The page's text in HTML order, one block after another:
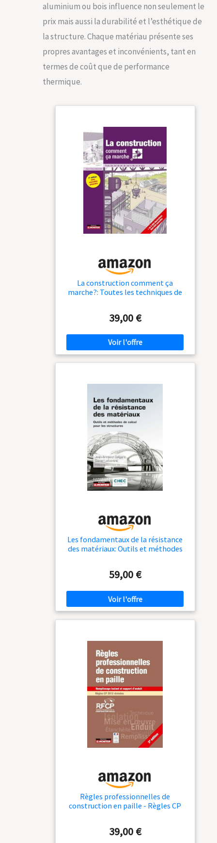
aluminium ou bois influence non seulement le
prix mais aussi la durabilité et l’esthétique de
la structure. Chaque matériau présente ses
propres avantages et inconvénients, tant en
termes de coût que de performance
thermique.
La construction comment ça
marche?: Toutes les techniques de
39,00 €
Les fondamentaux de la résistance
des matériaux: Outils et méthodes
59,00 €
Règles professionnelles de
construction en paille - Règles CP
39,00 €